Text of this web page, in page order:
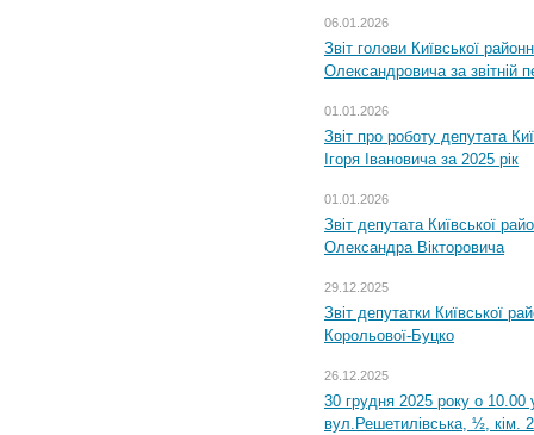
06.01.2026
Звіт голови Київської
Олександровича за звітній
01.01.2026
Звіт про роботу депутата
Ігоря Івановича за 2025 рік
01.01.2026
Звіт депутата Київської
Олександра Вікторовича
29.12.2025
Звіт депутатки Київської
Корольової-Буцко
26.12.2025
30 грудня 2025 року о 10.00
вул.Решетилівська, ½, кім.